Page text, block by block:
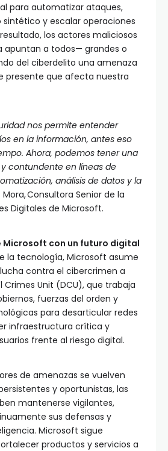
para automatizar ataques,
y escalar operaciones
los actores maliciosos
apuntan a todos— grandes o
del ciberdelito una amenaza
presente que afecta nuestra
nos permite entender
en la información, antes eso
Ahora, podemos tener una
contundente en líneas de
análisis de datos y la
Mora, Consultora Senior de la
Digitales de Microsoft.
Microsoft con un futuro digital
la tecnología, Microsoft asume
contra el cibercrimen a
Crimes Unit (DCU), que trabaja
fuerzas del orden y
para desarticular redes
infraestructura crítica y
frente al riesgo digital.
de amenazas se vuelven
y oportunistas, las
mantenerse vigilantes,
sus defensas y
Microsoft sigue
productos y servicios a